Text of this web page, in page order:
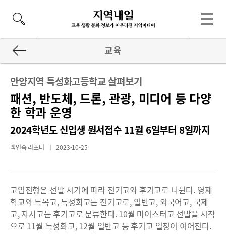
교육
안양지역 특성화고등학교 살펴보기
패션, 반도체, 드론, 관광, 미디어 등 다양
한 학과 운영
2024학년도 신입생 원서접수 11월 6일부터 8일까지
백인숙 리포터 2023-10-25
고입전형은 선발 시기에 따라 전기고와 후기고로 나뉜다. 영재
학교와 특목고, 특성화고는 전기고로, 일반고, 외국어고, 국제
고, 자사고는 후기고로 분류한다. 10월 마이스터고 선발을 시작
으로 11월 특성화고, 12월 일반고 등 후기고 일정이 이어진다.